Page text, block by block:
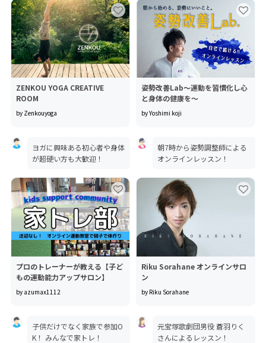
ZENKOU YOGA CREATIVE
ROOM
by Zenkouyoga
ヨガに興味ある初心者や身体
が超硬い方も大歓迎！
姿勢改善Lab〜運動を習慣化し心
と身体の健康を〜
by Yoshimi koji
朝7時から姿勢調整師による
オンラインレッスン！
プロのトレーナーが教える【子ど
もの運動能力アップサロン】
by azumax1112
子供だけでなく家族で参加O
K！ みんなで家トレ！
Riku Sorahane オンラインサロ
ン
by Riku Sorahane
元宝塚歌劇団男役 蒼羽りく
さんによるレッスン！